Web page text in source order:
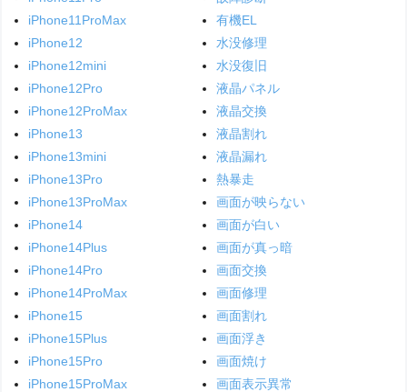
iPhone11ProMax
iPhone12
iPhone12mini
iPhone12Pro
iPhone12ProMax
iPhone13
iPhone13mini
iPhone13Pro
iPhone13ProMax
iPhone14
iPhone14Plus
iPhone14Pro
iPhone14ProMax
iPhone15
iPhone15Plus
iPhone15Pro
iPhone15ProMax
有機EL
水没修理
水没復旧
液晶パネル
液晶交換
液晶割れ
液晶漏れ
熱暴走
画面が映らない
画面が白い
画面が真っ暗
画面交換
画面修理
画面割れ
画面浮き
画面焼け
画面表示異常